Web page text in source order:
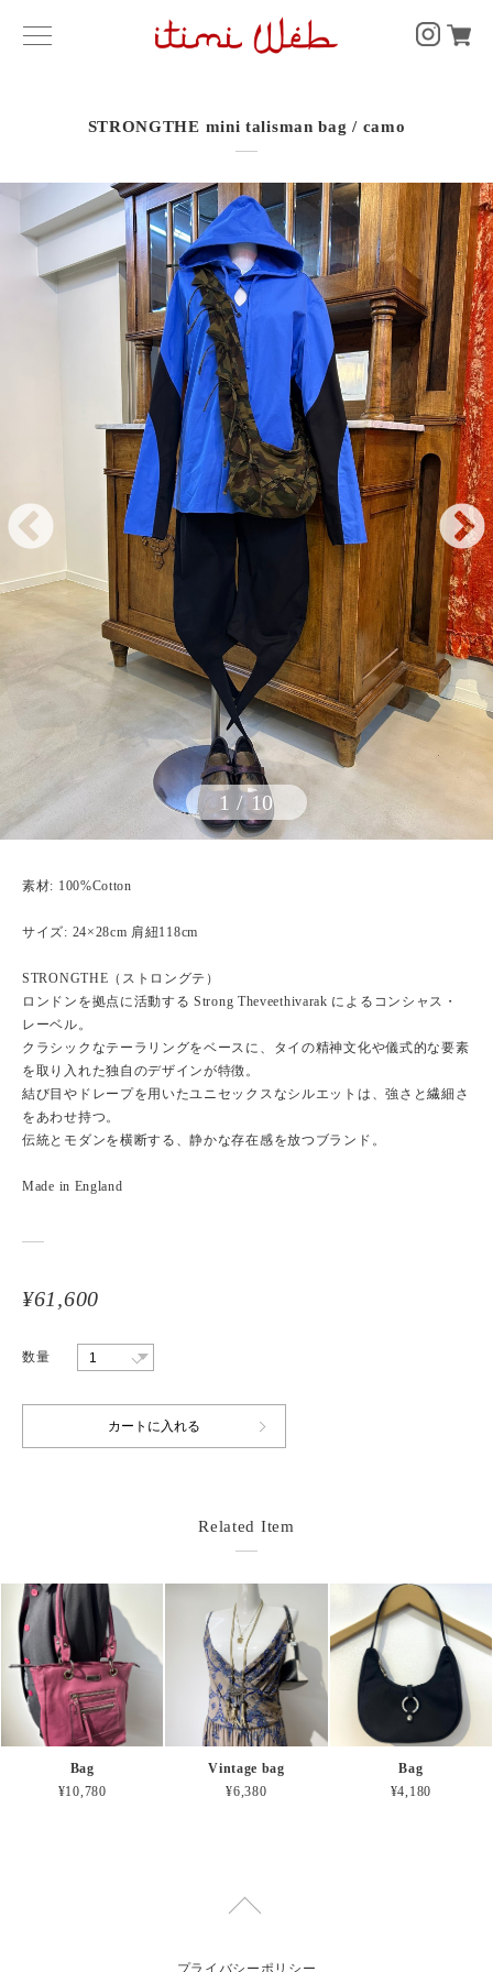
STRONGTHE mini talisman bag / camo
1 / 10
素材: 100%Cotton
サイズ: 24×28cm 肩紐118cm
STRONGTHE（ストロングテ）
ロンドンを拠点に活動する Strong Theveethivarak によるコンシャス・
レーベル。
クラシックなテーラリングをベースに、タイの精神文化や儀式的な要素
を取り入れた独自のデザインが特徴。
結び目やドレープを用いたユニセックスなシルエットは、強さと繊細さ
をあわせ持つ。
伝統とモダンを横断する、静かな存在感を放つブランド。
Made in England
¥61,600
数量
Related Item
Bag
¥10,780
Vintage bag
¥6,380
Bag
¥4,180
プライバシーポリシー